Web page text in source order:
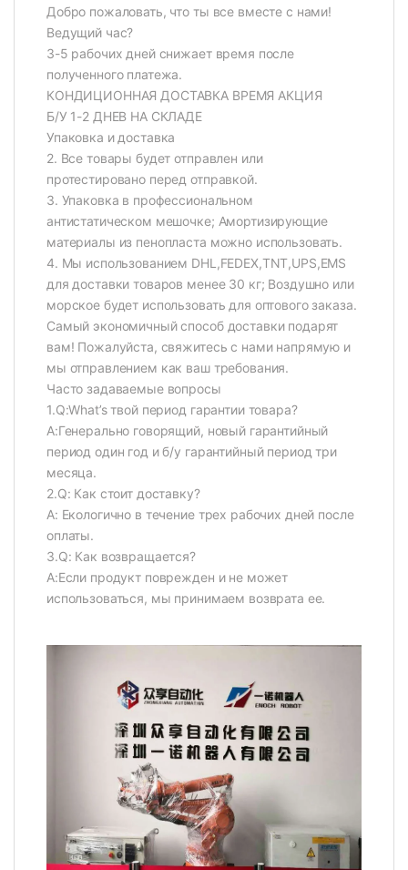
Добро пожаловать, что ты все вместе с нами!
Ведущий час?
3-5 рабочих дней снижает время после
полученного платежа.
КОНДИЦИОННАЯ ДОСТАВКА ВРЕМЯ АКЦИЯ
Б/У 1-2 ДНЕВ НА СКЛАДЕ
Упаковка и доставка
2. Все товары будет отправлен или
протестировано перед отправкой.
3. Упаковка в профессиональном
антистатическом мешочке; Амортизирующие
материалы из пенопласта можно использовать.
4. Мы использованием DHL,FEDEX,TNT,UPS,EMS
для доставки товаров менее 30 кг; Воздушно или
морское будет использовать для оптового заказа.
Самый экономичный способ доставки подарят
вам! Пожалуйста, свяжитесь с нами напрямую и
мы отправлением как ваш требования.
Часто задаваемые вопросы
1.Q:What’s твой период гарантии товара?
A:Генерально говорящий, новый гарантийный
период один год и б/у гарантийный период три
месяца.
2.Q: Как стоит доставку?
A: Екологично в течение трех рабочих дней после
оплаты.
3.Q: Как возвращается?
A:Если продукт поврежден и не может
использоваться, мы принимаем возврата ее.